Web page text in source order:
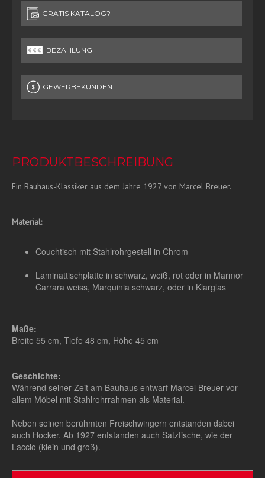
GRATIS KATALOG?
BEZAHLUNG
GEWERBEKUNDEN
PRODUKTBESCHREIBUNG
Ein Bauhaus-Klassiker aus dem Jahre 1927 von Marcel Breuer.
Material:
Couchtisch mit Stahlrohrgestell in Chrom
Laminattischplatte in schwarz, weiß, rot oder in Marmor
Carrara weiss, Marquinia schwarz, oder in Klarglas
Maße:
Breite 55 cm, Tiefe 48 cm, Höhe 45 cm
Geschichte:
Während seiner Zeit am Bauhaus entwarf Marcel Breuer vor
allem Möbel mit Stahlrohrrahmen als Material.
Neben seinen berühmten Freischwingern entstanden dabei
auch Hocker. Ab 1927 entstanden auch Satztische, wie der
Laccio (klein und groß).